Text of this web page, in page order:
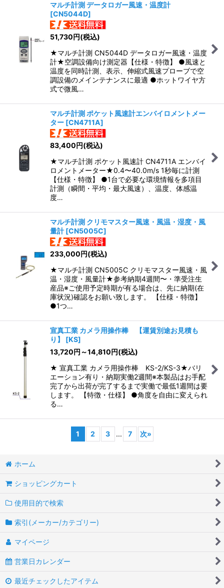
マルチ計測 データロガー風速・温度計
[CN5044D]
51,730円(税込)
★マルチ計測 CN5044D データロガー風速・温度
計★空調設備向け測定器【仕様・特徴】 ●風速と
温度を同時計測、表示、伸縮式風速プローブで空
調設備のメインテナンスに最適 ●ホットワイヤ方
式で微風…
マルチ計測 ポケット風速計エンバイロメントメー
ター [CN4711A]
83,400円(税込)
★マルチ計測 ポケット風速計 CN4711A エンバイ
ロメントメーター★0.4〜40.0m/s 1秒毎に計測
【仕様・特徴】 ●1台で必要な環境情報を多項目
計測（瞬間・平均・最大風速）、温度、体感温
度…
マルチ計測 クリモマスター風速・風温・湿度・風
量計 [CN5005C]
233,000円(税込)
★マルチ計測 CN5005C クリモマスター風速・風
温・湿度・風量計★参考納期4週間〜・準受注生
産品※ご使用予定時期が有る場合は、先に納期(在
庫状況)確認をお願い致します。 【仕様・特徴】
●1つ…
宣真工業 カメラ用操作棒 【運賃別途お見積も
り】
[KS]
13,720円 ～14,810円(税込)
★ 宣真工業 カメラ用操作棒 KS-2/KS-3★バリ
エーション有り・納期実働2週間※本製品はお手配
完了から出荷が完了するまで実働で最低1週間は要
します。 【特徴・仕様】 ●角度を自由に変えられ
る…
1 2 3 ... 7 次»
ホーム
ショッピングカート
使用目的で検索
索引(メーカー/カテゴリー)
マイページ
営業日カレンダー
最近チェックしたアイテム